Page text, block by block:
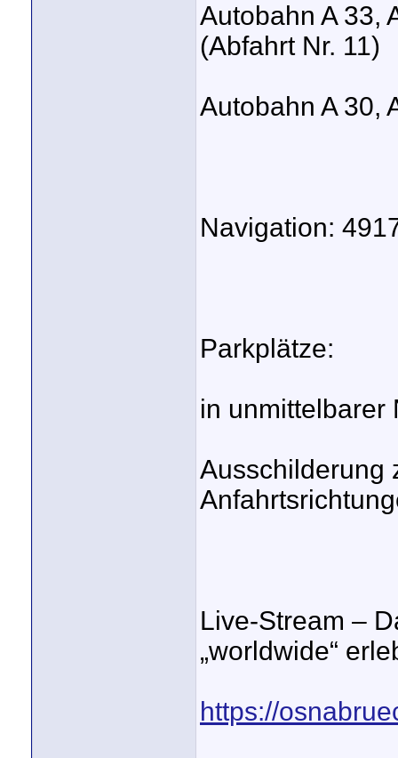
Autobahn A 33,
(Abfahrt Nr. 11)
Autobahn A 30,
Navigation:
Parkplätze:
in unmittelbarer
Ausschilderung
Live-Stream –
„worldwide“
https://